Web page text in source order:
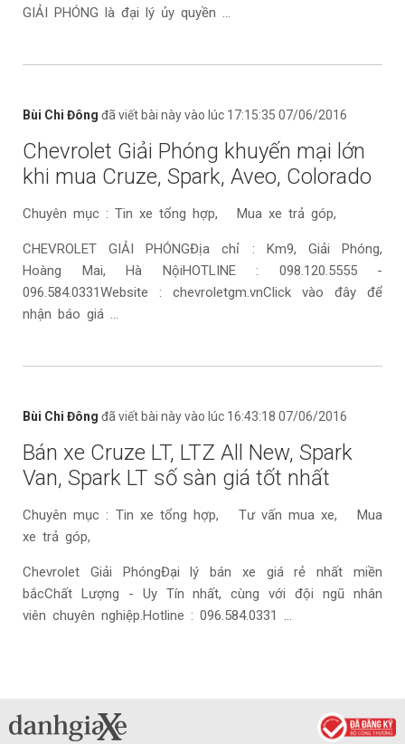
GIẢI PHÓNG là đại lý ủy quyền ...
Bùi Chi Đông đã viết bài này vào lúc 17:15:35 07/06/2016
Chevrolet Giải Phóng khuyến mại lớn
khi mua Cruze, Spark, Aveo, Colorado
Chuyên mục : Tin xe tổng hợp, Mua xe trả góp,
CHEVROLET GIẢI PHÓNGĐịa chỉ : Km9, Giải Phóng,
Hoàng Mai, Hà NộiHOTLINE : 098.120.5555 -
096.584.0331Website : chevroletgm.vnClick vào đây để
nhận báo giá ...
Bùi Chi Đông đã viết bài này vào lúc 16:43:18 07/06/2016
Bán xe Cruze LT, LTZ All New, Spark
Van, Spark LT số sàn giá tốt nhất
Chuyên mục : Tin xe tổng hợp, Tư vấn mua xe, Mua
xe trả góp,
Chevrolet Giải PhóngĐại lý bán xe giá rẻ nhất miền
bắcChất Lượng - Uy Tín nhất, cùng với đội ngũ nhân
viên chuyên nghiệp.Hotline : 096.584.0331 ...